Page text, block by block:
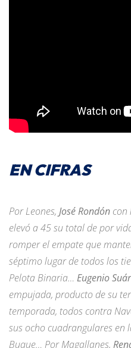
EN CIFRAS
Por Leones, José Rondón con
elevó a 45 su total de por
romper el empate que
séptimo lugar de todos los
Pelota Binaria… Eugenio
empujada, producto de su
temporada, todos contra
sus ocho cuadrangulares en
Buque… Por Magallanes,